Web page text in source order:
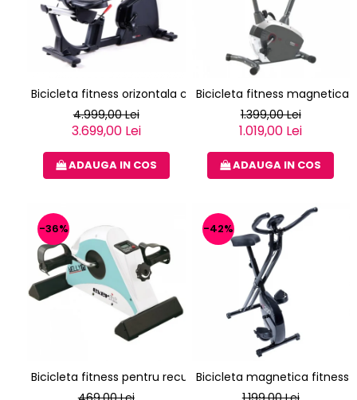
Bicicleta fitness orizontala cu spatar TOORX BRX R 300
4.999,00 Lei
3.699,00 Lei
ADAUGA IN COS
Bicicleta fitness magnetica
1.399,00 Lei
1.019,00 Lei
ADAUGA IN COS
-36%
Bicicleta fitness pentru recuperare EVERFIT WELLY M
-42%
Bicicleta magnetica fitness